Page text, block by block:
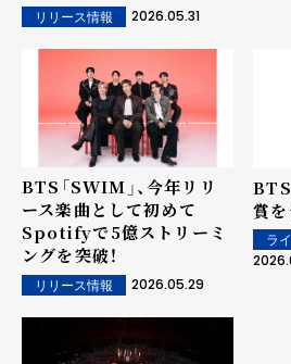
リリース情報 2026.05.31
BTS「SWIM」、今年リリ
ース楽曲として初めて
Spotifyで5億ストリーミ
ングを突破！
リリース情報 2026.05.29
賞
ラ